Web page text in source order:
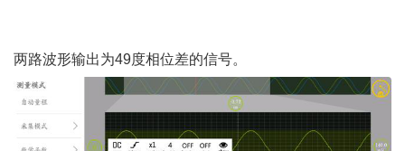
两路波形输出为49度相位差的信号。